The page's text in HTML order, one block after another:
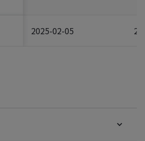
2025-02-05